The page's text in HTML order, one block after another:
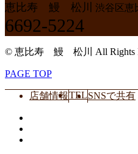
恵比寿 鰻 松川 渋谷区恵
6692-5224
© 恵比寿 鰻 松川 All Rights
PAGE TOP
店舗情報TELSNSで共有